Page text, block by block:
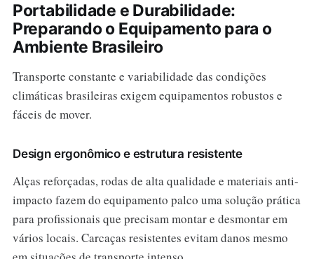
Portabilidade e Durabilidade:
Preparando o Equipamento para o
Ambiente Brasileiro
Transporte constante e variabilidade das condições
climáticas brasileiras exigem equipamentos robustos e
fáceis de mover.
Design ergonômico e estrutura resistente
Alças reforçadas, rodas de alta qualidade e materiais anti-
impacto fazem do equipamento palco uma solução prática
para profissionais que precisam montar e desmontar em
vários locais. Carcaças resistentes evitam danos mesmo